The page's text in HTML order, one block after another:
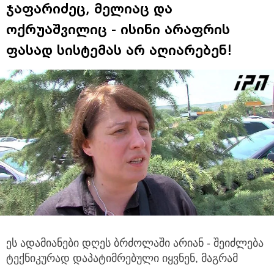
ჯაფარიძეც, მელიაც და
ოქრუაშვილიც - ისინი არაფრის
ფასად სისტემას არ აღიარებენ!
ეს ადამიანები დღეს ბრძოლაში არიან - შეიძლება
ტექნიკურად დაპატიმრებული იყვნენ, მაგრამ